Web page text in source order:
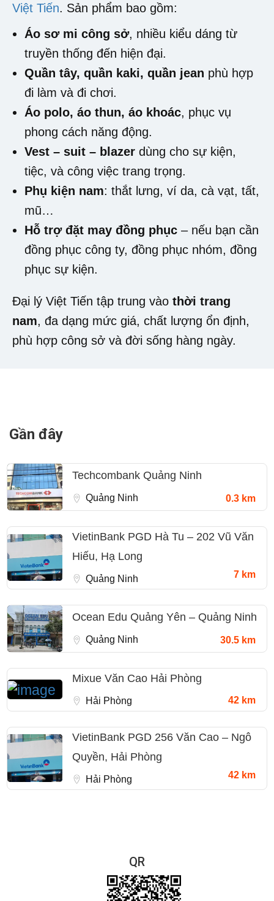
Việt Tiến. Sản phẩm bao gồm:
Áo sơ mi công sở, nhiều kiểu dáng từ
truyền thống đến hiện đại.
Quần tây, quần kaki, quần jean phù hợp
đi làm và đi chơi.
Áo polo, áo thun, áo khoác, phục vụ
phong cách năng động.
Vest – suit – blazer dùng cho sự kiện,
tiệc, và công việc trang trọng.
Phụ kiện nam: thắt lưng, ví da, cà vạt, tất,
mũ…
Hỗ trợ đặt may đồng phục – nếu bạn cần
đồng phục công ty, đồng phục nhóm, đồng
phục sự kiện.
Đại lý Việt Tiến tập trung vào thời trang
nam, đa dạng mức giá, chất lượng ổn định,
phù hợp công sở và đời sống hàng ngày.
Gần đây
Techcombank Quảng Ninh
Quảng Ninh 0.3 km
VietinBank PGD Hà Tu – 202 Vũ Văn
Hiếu, Hạ Long
Quảng Ninh 7 km
Ocean Edu Quảng Yên – Quảng Ninh
Quảng Ninh 30.5 km
Mixue Văn Cao Hải Phòng
Hải Phòng 42 km
VietinBank PGD 256 Văn Cao – Ngô
Quyền, Hải Phòng
Hải Phòng 42 km
QR